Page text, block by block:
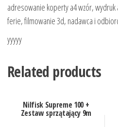
adresowanie koperty a4 wzór, wydruk
ferie, filmowanie 3d, nadawca i
yyyyy
Related products
Nilfisk Supreme 100 +
Zestaw sprzątający 9m